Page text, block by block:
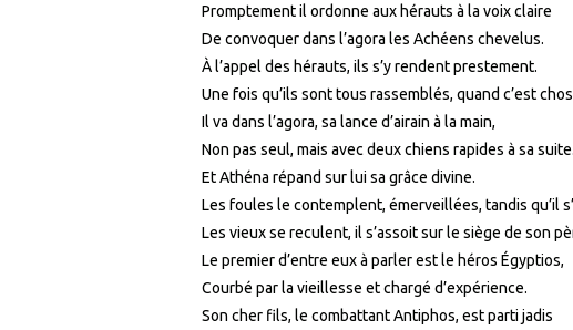
Promptement il ordonne aux hérauts à la voix claire
De convoquer dans l’agora les Achéens chevelus.
À l’appel des hérauts, ils s’y rendent prestement.
Une fois qu’ils sont tous rassemblés, quand c’est
Il va dans l’agora, sa lance d’airain à la main,
Non pas seul, mais avec deux chiens rapides à sa suite.
Et Athéna répand sur lui sa grâce divine.
Les foules le contemplent, émerveillées, tandis qu’il
Les vieux se reculent, il s’assoit sur le siège de son
Le premier d’entre eux à parler est le héros Égyptios,
Courbé par la vieillesse et chargé d’expérience.
Son cher fils, le combattant Antiphos, est parti jadis